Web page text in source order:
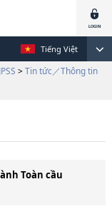
Tiếng Việt
> Tin tức／Thông tin
Toàn cầu